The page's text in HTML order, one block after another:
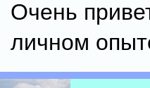
Очень
личном